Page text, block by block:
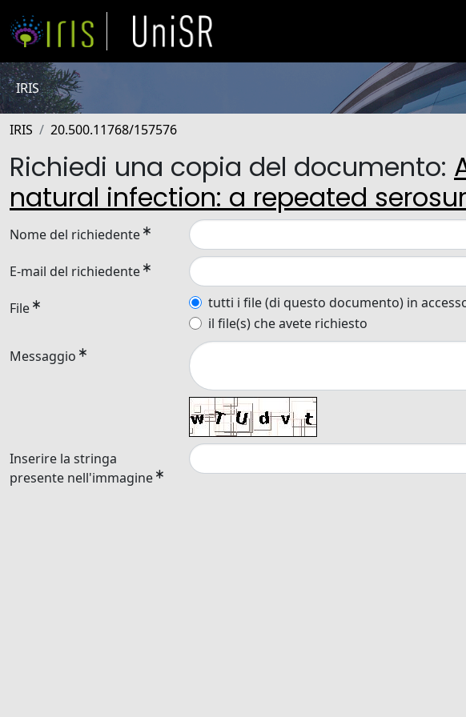
IRIS
IRIS 20.500.11768/157576
Richiedi una copia del documento:
natural infection: a repeated
Nome del richiedente
E-mail del richiedente
File
tutti i file (di questo documento) in
il file(s) che avete richiesto
Messaggio
Inserire la stringa
presente nell'immagine